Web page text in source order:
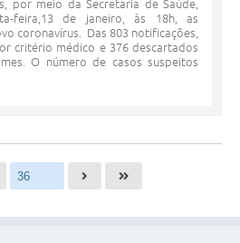
por meio da Secretaria de Saúde,
feira,13 de janeiro, às 18h, as
coronavírus. Das 803 notificações,
critério médico e 376 descartados
O número de casos suspeitos